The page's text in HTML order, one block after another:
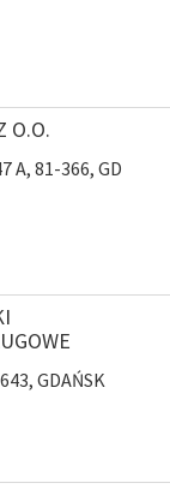
O.O.
A, 81-366, GD
GDAŃSK